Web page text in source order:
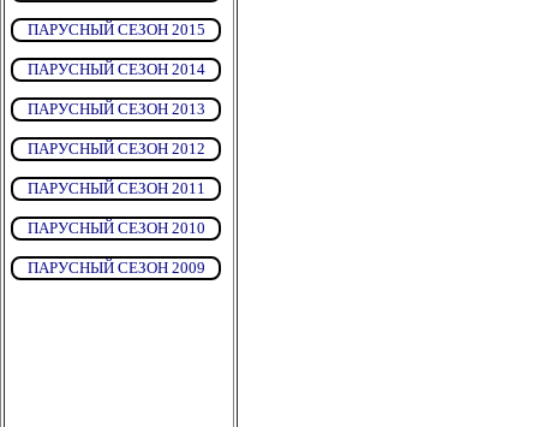
ПАРУСНЫЙ СЕЗОН 2015
ПАРУСНЫЙ СЕЗОН 2014
ПАРУСНЫЙ СЕЗОН 2013
ПАРУСНЫЙ СЕЗОН 2012
ПАРУСНЫЙ СЕЗОН 2011
ПАРУСНЫЙ СЕЗОН 2010
ПАРУСНЫЙ СЕЗОН 2009